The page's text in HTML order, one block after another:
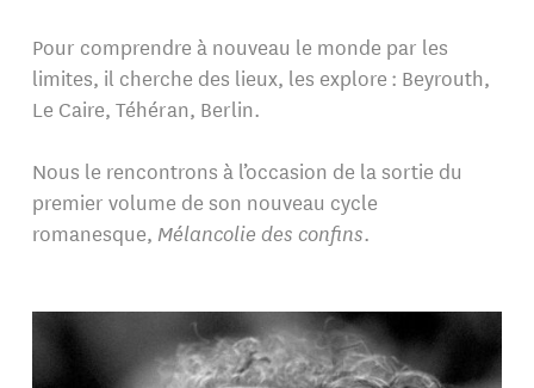
Pour comprendre à nouveau le monde par les
limites, il cherche des lieux, les explore : Beyrouth,
Le Caire, Téhéran, Berlin.
Nous le rencontrons à l’occasion de la sortie du
premier volume de son nouveau cycle
romanesque, Mélancolie des confins.